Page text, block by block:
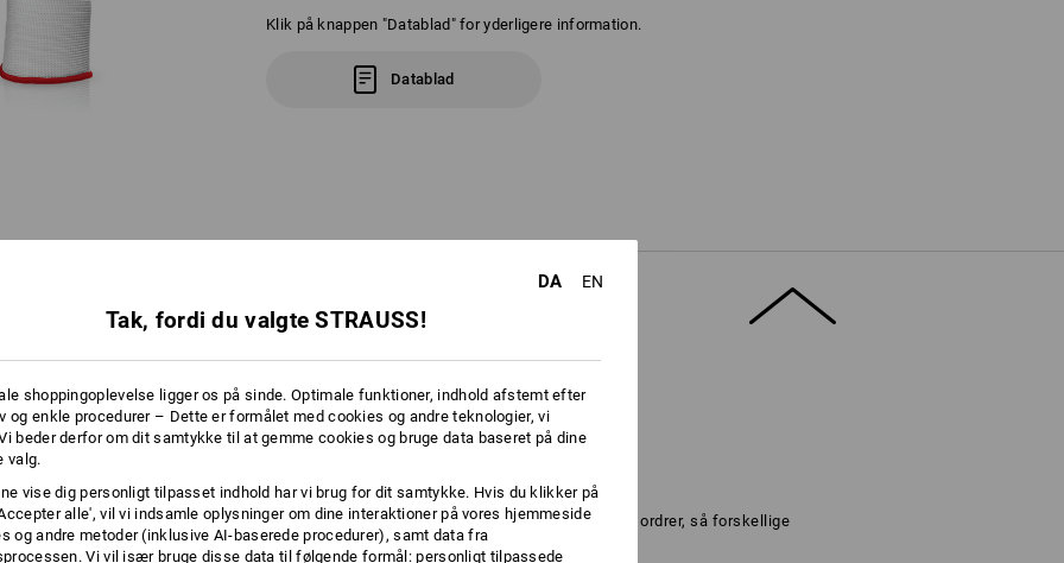
Klik på knappen "Datablad" for yderligere information.
Datablad
OPLYSNINGER
FARVEKODESYSTEM
EN FARVE TIL HVER STØRRELSE
Mange hjælpende hænder på arbejdspladsen? Perfekt!
kant kan hver medarbejder hurtigt finde sin størrelse. Også praktisk ved store ordrer, så forskellige
størrelser hurtigt og overskueligt finder deres plads på lageret.
DA EN
Tak, fordi du valgte STRAUSS!
shoppingoplevelse ligger os på sinde. Optimale funktioner, indhold afstemt efter
og enkle procedurer – Dette er formålet med cookies og andre teknologier, vi
beder derfor om dit samtykke til at gemme cookies og bruge data baseret på dine
valg.
vise dig personligt tilpasset indhold har vi brug for dit samtykke. Hvis du klikker på
alle', vil vi indsamle oplysninger om dine interaktioner på vores hjemmeside
og andre metoder (inklusive AI-baserede procedurer), samt data fra
Vi vil især bruge disse data til følgende formål: personligt tilpassede